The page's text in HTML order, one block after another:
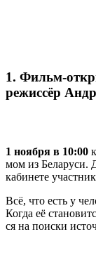
1. Фильм-
режиссёр
1 нояб­ря в 10:00
мом из Бела­ру­си.
каби­не­те
Всё, что есть у
Когда её
ся на поис­ки